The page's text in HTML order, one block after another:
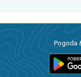
Pogoda